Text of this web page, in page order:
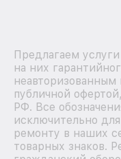
Предлагаем
на них
публичной
РФ. Все
исключительно
ремонту в наших
товарных знаков.